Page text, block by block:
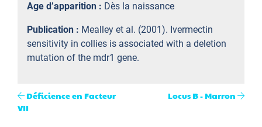
Age d’apparition : Dès la naissance
Publication : Mealley et al. (2001). Ivermectin
sensitivity in collies is associated with a deletion
mutation of the mdr1 gene.
Déficience en Facteur
VII
Locus B - Marron